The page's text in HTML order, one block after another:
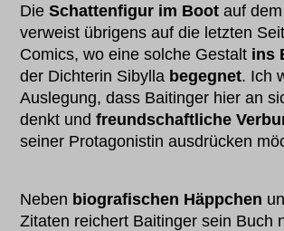
DieSchattenfigur im Boot auf
verweist übrigens auf die letzten
Comics, wo eine solche Gestalt ins
der Dichterin Sibylla begegnet. Ich
Auslegung, dass Baitinger hier an
denkt undfreundschaftliche
seiner Protagonistin ausdrücken
Neben biografischen Häppchen
Zitaten reichert Baitinger sein Buch